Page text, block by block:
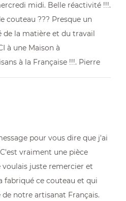
midi. Belle réactivité !!!.
couteau ??? Presque un
de la matière et du travail
à une Maison à
à la Française !!!. Pierre
pour vous dire que j'ai
vraiment une pièce
juste remercier et
fabriqué ce couteau et qui
notre artisanat Français.